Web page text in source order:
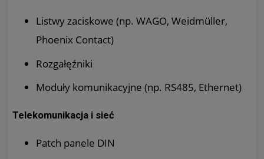
Listwy zaciskowe (np. WAGO, Weidmüller,
Phoenix Contact)
Rozgałęźniki
Moduły komunikacyjne (np. RS485, Ethernet)
Telekomunikacja i sieć
Patch panele DIN